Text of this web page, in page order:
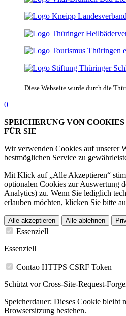
Diese Webseite wurde durch die
0
SPEICHERUNG VON
FÜR SIE
Wir verwenden Cookies auf unserer
bestmöglichen Service zu
Mit Klick auf „Alle Akzeptieren“
optionalen Cookies zur Auswertung
Analytics) zu. Wenn Sie lediglich
erlauben möchten, klicken Sie bitte
Alle akzeptieren Alle ablehnen
Essenziell
Essenziell
Contao HTTPS CSRF Token
Schützt vor Cross-Site-Request-
Speicherdauer: Dieses Cookie bleibt
Browsersitzung bestehen.